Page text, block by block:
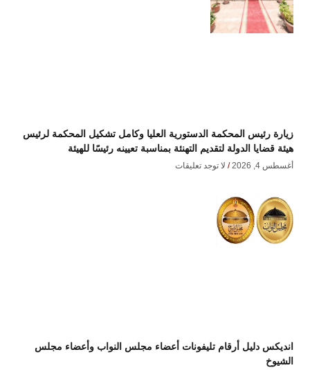
زيارة رئيس المحكمة الدستورية العليا وكامل تشكيل المحكمة لرئيس
هيئة قضايا الدولة لتقديم التهنئة بمناسبة تعيينه رئيسًا للهيئة
أغسطس 4, 2026 لا توجد تعليقات
انديكس دليل أرقام تليفونات أعضاء مجلس النواب وأعضاء مجلس
الشيوخ